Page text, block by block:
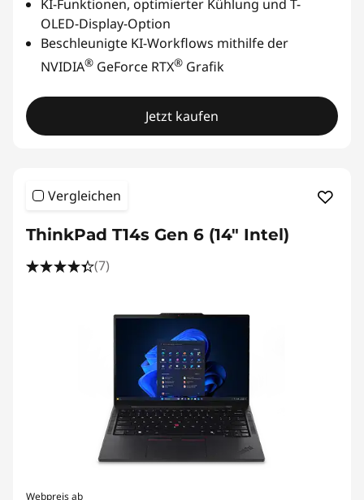
KI-Funktionen, optimierter Kühlung und T-
OLED-Display-Option
Beschleunigte KI-Workflows mithilfe der
NVIDIA® GeForce RTX® Grafik
Jetzt kaufen
Vergleichen
ThinkPad T14s Gen 6 (14" Intel)
(7)
Webpreis ab